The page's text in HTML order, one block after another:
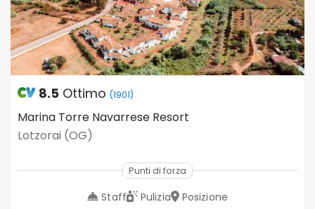
8.5 Ottimo (1901)
Marina Torre Navarrese Resort
Lotzorai (OG)
Punti di forza
Staff Pulizia Posizione